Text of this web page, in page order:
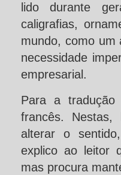
lido durante
caligrafias,
mundo, como um
necessidade
empresarial.
Para a
francês. Nestas,
alterar o
explico ao leitor
mas procura